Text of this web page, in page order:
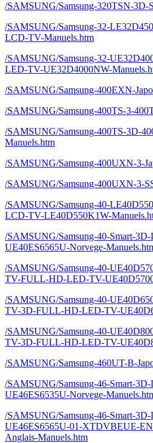
/SAMSUNG/Samsung-320TSN-3D-
/SAMSUNG/Samsung-32-
LCD-TV-Manuels.htm
/SAMSUNG/Samsung-32-
LED-TV-UE32D4000NW-
/SAMSUNG/Samsung-400EXN-
/SAMSUNG/Samsung-400TS-3-
/SAMSUNG/Samsung-400TS-3D-
Manuels.htm
/SAMSUNG/Samsung-400UXN-3-
/SAMSUNG/Samsung-400UXN-3-
/SAMSUNG/Samsung-40-
LCD-TV-LE40D550K1W-
/SAMSUNG/Samsung-40-Smart-
UE40ES6565U-Norvege-
/SAMSUNG/Samsung-40-
TV-FULL-HD-LED-TV-
/SAMSUNG/Samsung-40-
TV-3D-FULL-HD-LED-TV-
/SAMSUNG/Samsung-40-
TV-3D-FULL-HD-LED-TV-
/SAMSUNG/Samsung-460UT-B-
/SAMSUNG/Samsung-46-Smart-
UE46ES6535U-Norvege-
/SAMSUNG/Samsung-46-Smart-
UE46ES6565U-01-XTDVBEUE-
Anglais-Manuels.htm